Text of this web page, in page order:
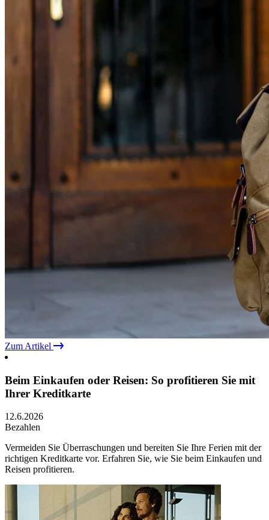
Zum Artikel
Beim Einkaufen oder Reisen: So profitieren Sie mit
Ihrer Kreditkarte
12.6.2026
Bezahlen
Vermeiden Sie Überraschungen und bereiten Sie Ihre Ferien mit der
richtigen Kreditkarte vor. Erfahren Sie, wie Sie beim Einkaufen und
Reisen profitieren.